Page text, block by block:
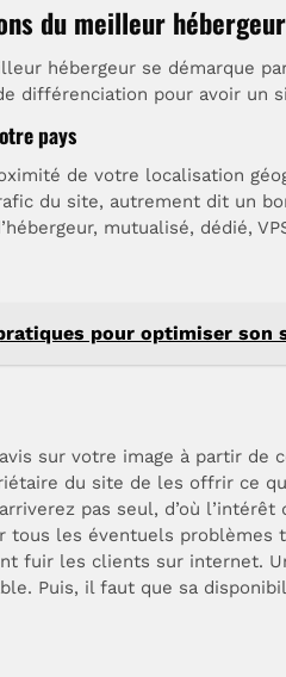
du meilleur
hébergeur se démarque
différenciation pour avoir un
pays
de votre localisation
du site, autrement dit un
mutualisé, dédié,
pour optimiser son
sur votre image à partir de
du site de les offrir ce
pas seul, d’où
tous les éventuels
fuir les clients sur internet.
Puis, il faut que sa